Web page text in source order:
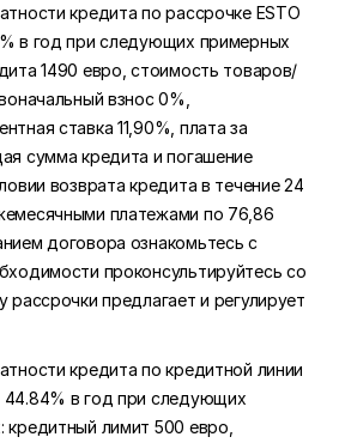
кредита по рассрочке ESTO
в год при следующих примерных
1490 евро, стоимость товаров/
взнос 0%,
ставка 11,90%, плата за
сумма кредита и погашение
возврата кредита в течение 24
платежами по 76,86
договора ознакомьтесь с
проконсультируйтесь со
рассрочки предлагает и регулирует
кредита по кредитной линии
44.84% в год при следующих
кредитный лимит 500 евро,